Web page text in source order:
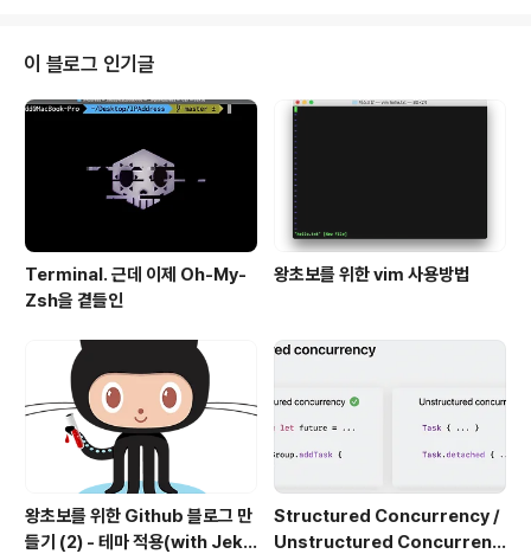
아니더라도, 넣고싶은 자료형을 넣으면 된답니다.var empty = []는 안됩니다.
타입을 반드시..
이 블로그 인기글
Terminal. 근데 이제 Oh-My-
Zsh을 곁들인
왕초보를 위한 vim 사용방법
왕초보를 위한 Github 블로그 만
들기 (2) - 테마 적용(with Jekyl
Structured Concurrency /
Unstructured Concurrenc